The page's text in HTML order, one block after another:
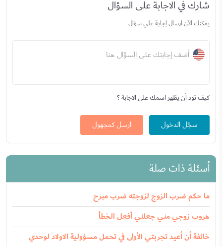
شارك في الاجابة على السؤال
يمكنك الآن ارسال إجابة علي سؤال
أضف إجابتك على السؤال هنا
كيف تود أن يظهر اسمك على الاجابة ؟
سجّل الدخول ارسل كمجهول
أسئلة ذات صلة
ما حكم ضرب الزوج لزوجته ضرب مبرح
هروب زوجي مني جعلني أفعل الخطأ
خائفة أن أعيد تجربتي الأولى في تحمل مسؤولية الاولاد لوحدي